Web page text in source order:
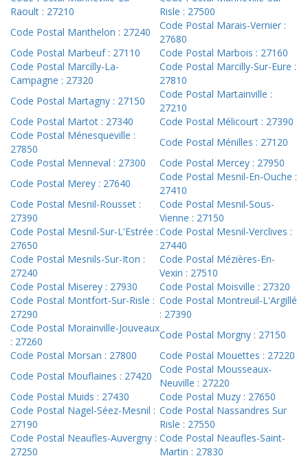
Raoult : 27210
Risle : 27500
Code Postal Manthelon : 27240
Code Postal Marais-Vernier :
27680
Code Postal Marbeuf : 27110
Code Postal Marbois : 27160
Code Postal Marcilly-La-
Campagne : 27320
Code Postal Marcilly-Sur-Eure :
27810
Code Postal Martagny : 27150
Code Postal Martainville :
27210
Code Postal Martot : 27340
Code Postal Mélicourt : 27390
Code Postal Ménesqueville :
27850
Code Postal Ménilles : 27120
Code Postal Menneval : 27300
Code Postal Mercey : 27950
Code Postal Merey : 27640
Code Postal Mesnil-En-Ouche :
27410
Code Postal Mesnil-Rousset :
27390
Code Postal Mesnil-Sous-
Vienne : 27150
Code Postal Mesnil-Sur-L'Estrée :
27650
Code Postal Mesnil-Verclives :
27440
Code Postal Mesnils-Sur-Iton :
27240
Code Postal Mézières-En-
Vexin : 27510
Code Postal Miserey : 27930
Code Postal Moisville : 27320
Code Postal Montfort-Sur-Risle :
27290
Code Postal Montreuil-L'Argillé
: 27390
Code Postal Morainville-Jouveaux
: 27260
Code Postal Morgny : 27150
Code Postal Morsan : 27800
Code Postal Mouettes : 27220
Code Postal Mouflaines : 27420
Code Postal Mousseaux-
Neuville : 27220
Code Postal Muids : 27430
Code Postal Muzy : 27650
Code Postal Nagel-Séez-Mesnil :
27190
Code Postal Nassandres Sur
Risle : 27550
Code Postal Neaufles-Auvergny :
27250
Code Postal Neaufles-Saint-
Martin : 27830